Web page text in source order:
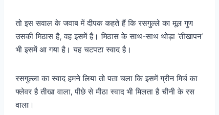
तो इस सवाल के जवाब में दीपक कहते हैं कि रसगुल्ले का मूल गुण
उसकी मिठास है, वह इसमें है। मिठास के साथ-साथ थोड़ा ‘तीखापन’
भी इसमें आ गया है। यह चटपटा स्वाद है।
रसगुल्ला का स्वाद हमने लिया तो पता चला कि इसमें ग्रीन मिर्च का
फ्लेवर है तीखा वाला, पीछे से मीठा स्वाद भी मिलता है चीनी के रस
वाला।